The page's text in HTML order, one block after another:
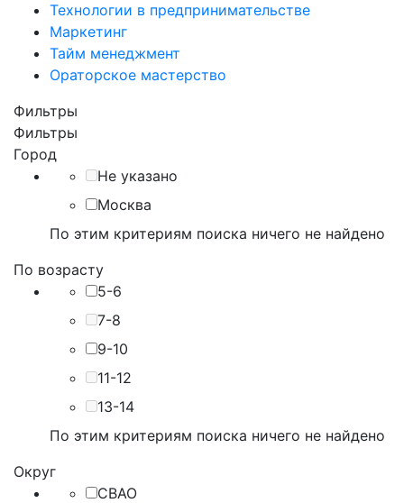
Технологии в предпринимательстве
Маркетинг
Тайм менеджмент
Ораторское мастерство
Фильтры
Фильтры
Город
Не указано
Москва
По этим критериям поиска ничего не найдено
По возрасту
5-6
7-8
9-10
11-12
13-14
По этим критериям поиска ничего не найдено
Округ
СВАО